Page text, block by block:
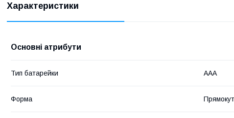
Характеристики
Основні атрибути
Тип батарейки ААА
Форма